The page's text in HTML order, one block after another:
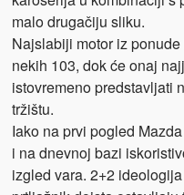
malo drugačiju sliku.
Najslabiji motor iz
nekih 103, dok će onaj
istovremeno predstavljati
tržištu.
Iako na prvi pogled
i na dnevnoj bazi
izgled vara. 2+2